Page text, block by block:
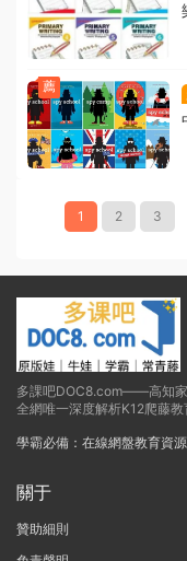
薦
1 2 3
多課吧DOC8.com——高知
全網唯一深度解析K12爬藤
學霸必備：在線網盤教育資
關于
贊助細則